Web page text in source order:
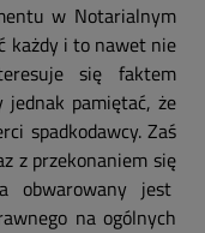
w Notarialnym
każdy i to nawet nie
się faktem
pamiętać, że
spadkodawcy. Zaś
z przekonaniem się
obwarowany jest
na ogólnych